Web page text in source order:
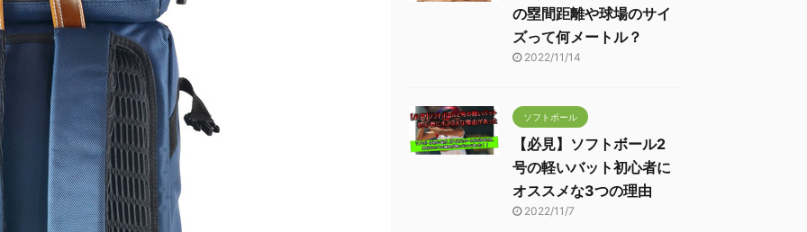
の塁間距離や球場のサイ
ズって何メートル？
2022/11/14
ソフトボール
【必見】ソフトボール2
号の軽いバット初心者に
オススメな3つの理由
2022/11/7